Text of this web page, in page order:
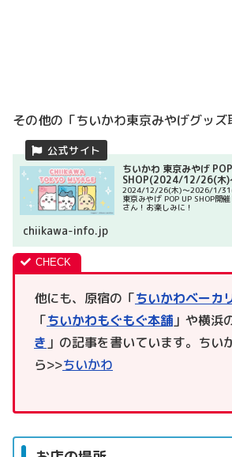
その他の「ちいかわ東京みやげグッ
ちいかわ 東京みやげ
SHOP(2024/12/26(木
2024/12/26(木)～2026/1/31(
東京みやげ POP UP SHOP開
さん！お楽しみに！
chiikawa-info.jp
他にも、原宿の「ちいかわベーカ
「ちいかわもぐもぐ本舗 」や横浜
き 」の記事を書いています。ちい
ら>>ちいかわ